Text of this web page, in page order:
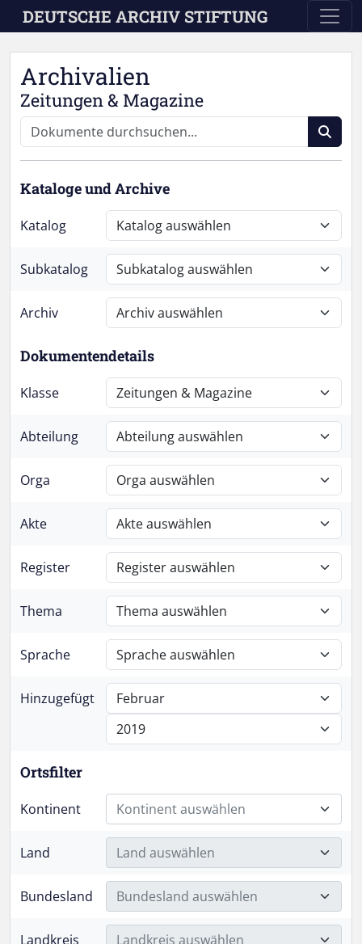
Skip to main content
DEUTSCHE ARCHIV STIFTUNG
Archivalien
Zeitungen & Magazine
Kataloge und Archive
Katalog
Subkatalog
Archiv
Dokumentendetails
Klasse
Abteilung
Orga
Akte
Register
Thema
Sprache
Hinzugefügt
Ortsfilter
Kontinent Kontinent auswählen
Land Land auswählen
Bundesland Bundesland auswählen
Landkreis Landkreis auswählen